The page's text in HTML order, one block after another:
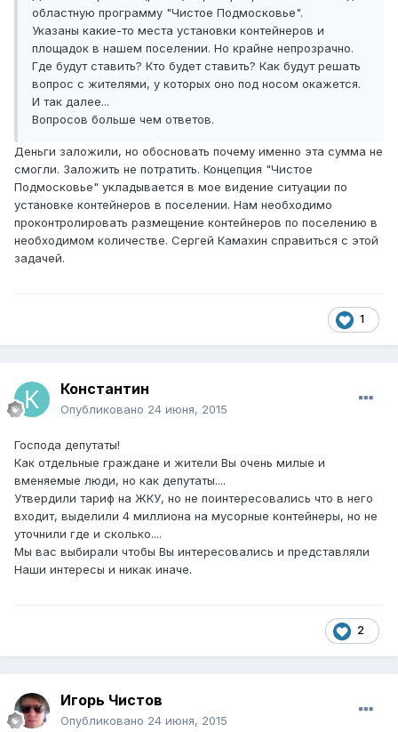
областную программу "Чистое Подмосковье".
Указаны какие-то места установки контейнеров и
площадок в нашем поселении. Но крайне непрозрачно.
Где будут ставить? Кто будет ставить? Как будут решать
вопрос с жителями, у которых оно под носом окажется.
И так далее...
Вопросов больше чем ответов.
Деньги заложили, но обосновать почему именно эта сумма не
смогли. Заложить не потратить. Концепция "Чистое
Подмосковье" укладывается в мое видение ситуации по
установке контейнеров в поселении. Нам необходимо
проконтролировать размещение контейнеров по поселению в
необходимом количестве. Сергей Камахин справиться с этой
задачей.
1
Константин
Опубликовано 24 июня, 2015
Господа депутаты!
Как отдельные граждане и жители Вы очень милые и
вменяемые люди, но как депутаты....
Утвердили тариф на ЖКУ, но не поинтересовались что в него
входит, выделили 4 миллиона на мусорные контейнеры, но не
уточнили где и сколько....
Мы вас выбирали чтобы Вы интересовались и представляли
Наши интересы и никак иначе.
2
Игорь Чистов
Опубликовано 24 июня, 2015